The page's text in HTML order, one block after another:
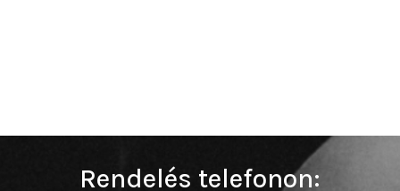
Rendelés telefonon: